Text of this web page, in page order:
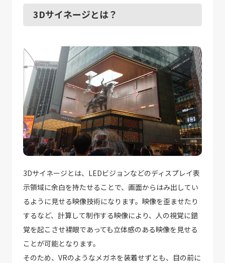
3Dサイネージとは？
3Dサイネージとは、LEDビジョンなどのディスプレイ表
示領域に余白を持たせることで、画面からはみ出してい
るように見せる映像技術になります。映像を歪ませたり
するなど、計算して制作する映像により、人の視覚に錯
覚を起こさせ裸眼であっても立体感のある映像を見せる
ことが可能となります。
そのため、VRのようなメガネを装着せずとも、目の前に